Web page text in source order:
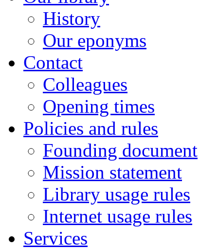
History
Our eponyms
Contact
Colleagues
Opening times
Policies and rules
Founding document
Mission statement
Library usage rules
Internet usage rules
Services